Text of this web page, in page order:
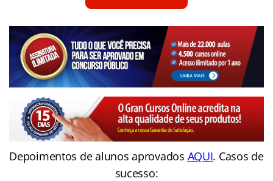
Depoimentos de alunos aprovados AQUI. Casos de
sucesso: